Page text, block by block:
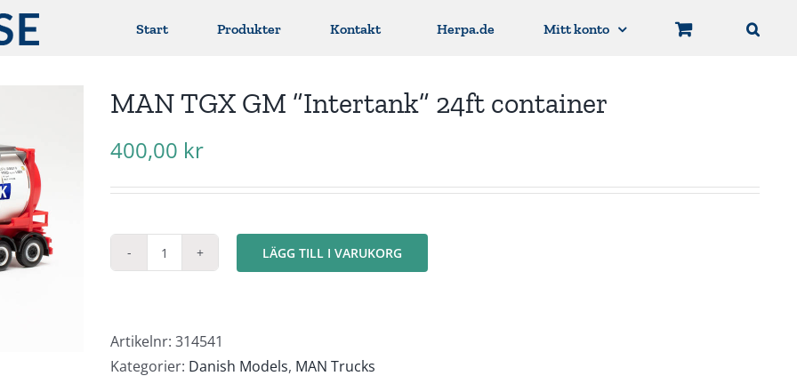
Start Produkter Kontakt Herpa.de Mitt konto
MAN TGX GM ”Intertank” 24ft container
400,00 kr
MAN
"Intertank"
24ft
LÄGG TILL I VARUKORG
Artikelnr: 314541
Kategorier: Danish Models, MAN Trucks